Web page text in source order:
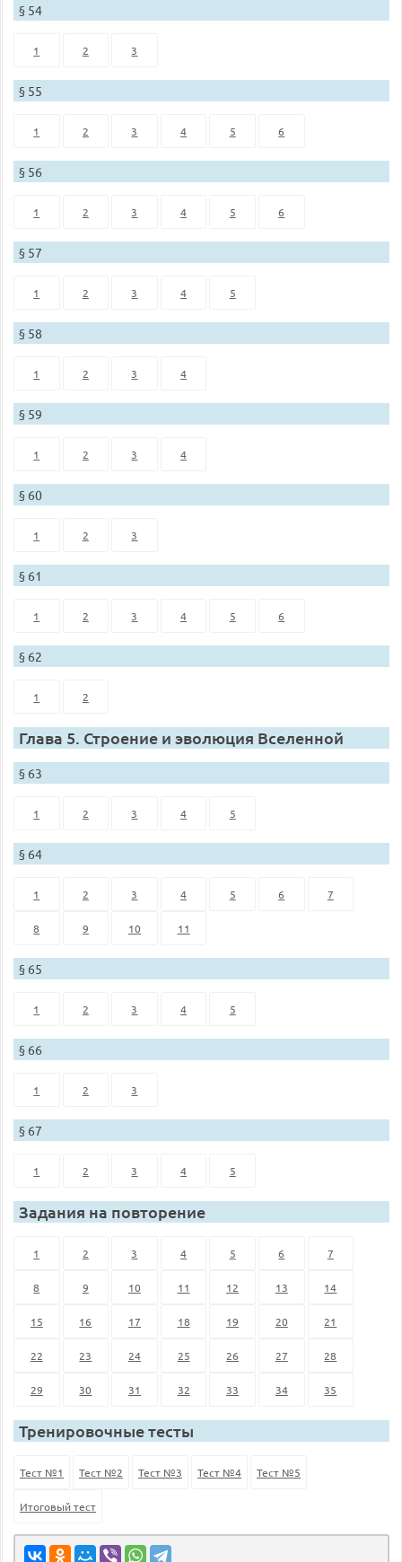
§ 54
1 2 3
§ 55
1 2 3 4 5 6
§ 56
1 2 3 4 5 6
§ 57
1 2 3 4 5
§ 58
1 2 3 4
§ 59
1 2 3 4
§ 60
1 2 3
§ 61
1 2 3 4 5 6
§ 62
1 2
Глава 5. Строение и эволюция Вселенной
§ 63
1 2 3 4 5
§ 64
1 2 3 4 5 6 7
8 9 10 11
§ 65
1 2 3 4 5
§ 66
1 2 3
§ 67
1 2 3 4 5
Задания на повторение
1 2 3 4 5 6 7
8 9 10 11 12 13 14
15 16 17 18 19 20 21
22 23 24 25 26 27 28
29 30 31 32 33 34 35
Тренировочные тесты
Тест №1 Тест №2 Тест №3 Тест №4 Тест №5
Итоговый тест